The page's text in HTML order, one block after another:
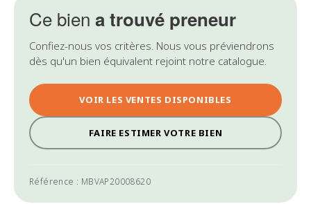
Ce bien a trouvé preneur
Confiez-nous vos critères. Nous vous préviendrons
dès qu'un bien équivalent rejoint notre catalogue.
VOIR LES VENTES DISPONIBLES
FAIRE ESTIMER VOTRE BIEN
Référence : MBVAP20008620